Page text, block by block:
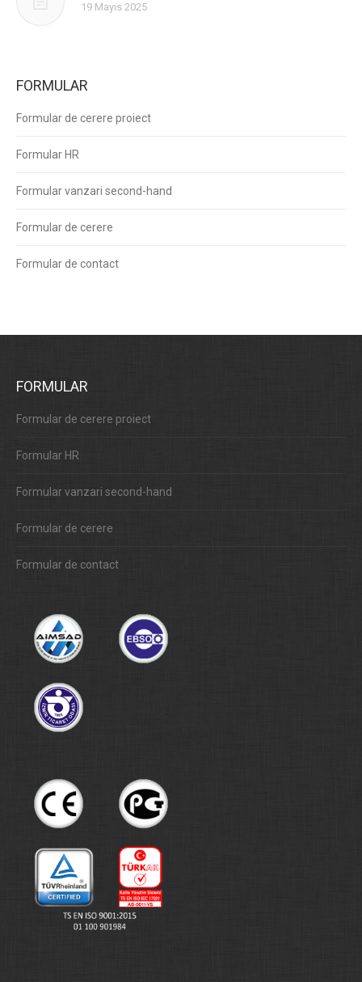
19 Mayıs 2025
FORMULAR
Formular de cerere proiect
Formular HR
Formular vanzari second-hand
Formular de cerere
Formular de contact
FORMULAR
Formular de cerere proiect
Formular HR
Formular vanzari second-hand
Formular de cerere
Formular de contact